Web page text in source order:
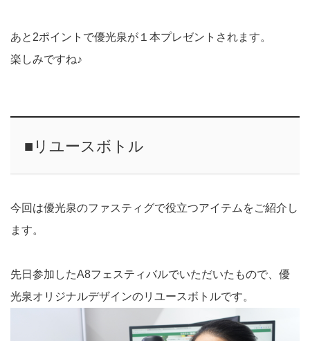
あと2ポイントで優光泉が１本プレゼントされます。
楽しみですね♪
■リユースボトル
今回は優光泉のファスティグで役立つアイテムをご紹介し
ます。
先日参加したA8フェスティバルでいただいたもので、優
光泉オリジナルデザインのリユースボトルです。